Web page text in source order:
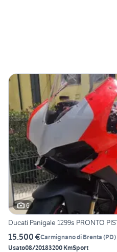
6
Ducati Panigale 1299s PRONTO
15.500 €Carmignano di Brenta (PD)
Usato08/20183200 KmSport